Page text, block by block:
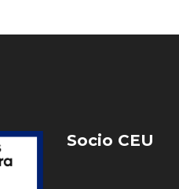
Socio CEU